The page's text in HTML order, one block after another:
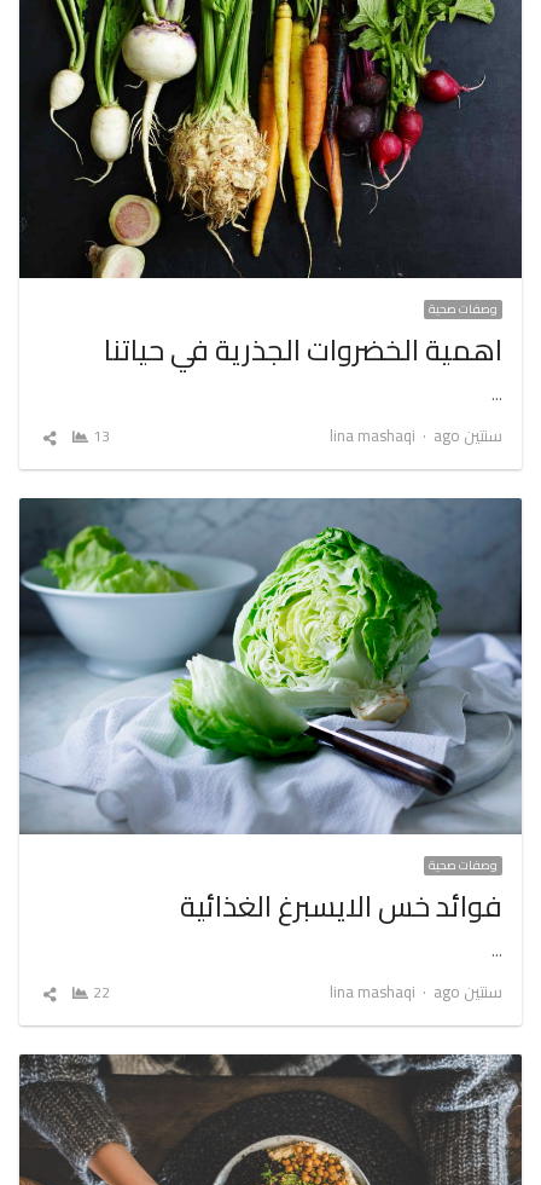
وصفات صحية
اهمية الخضروات الجذرية في حياتنا
…
سنتين ago
Author
lina mashaqi
13
شارك
وصفات صحية
فوائد خس الايسبرغ الغذائية
…
سنتين ago
Author
lina mashaqi
22
شارك